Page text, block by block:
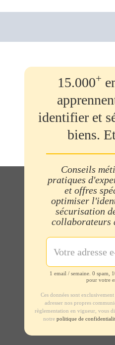
15.000+
identifier et
biens.
Conseils
pratiques
et offres
optimiser
sécurisation
collaborateurs
1 email / semaine. 0 spam,
pour votre
Ces données sont
adresser nos propres
règlementation en vigueur, vous
notre politique de